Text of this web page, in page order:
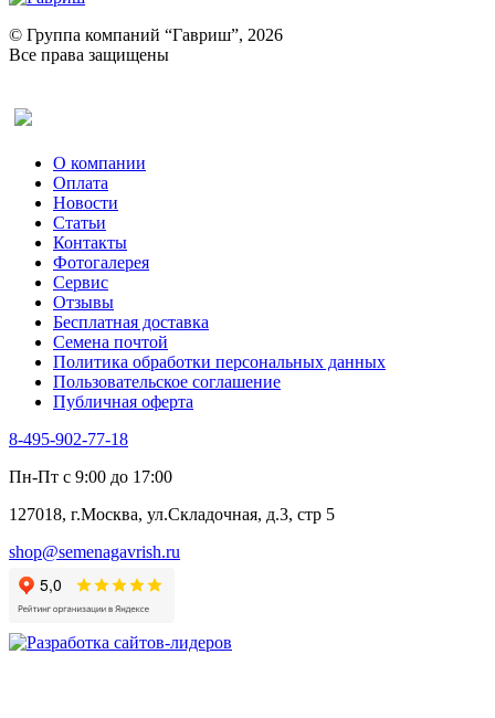
Ревень
Рукола
Рута
Тмин
Трава для чая
Туласи
Укроп
Фенхель пряный
Хризантема овощная
Цикорий пряный
Цикорий салатный (Витлуф)
Черемша
Шпинат
Щавель
Эндивий
Эстрагон
Алтей
Бессмертник
Валериана
Валерианелла
Гибискус лекарственный
Девясил
Душица
Змееголовник
© Группа компаний “Гавриш”, 2026
Все права защищены
О компании
Оплата
Новости
Статьи
Контакты
Фотогалерея​
Сервис
Отзывы
Бесплатная доставка
Семена почтой
Политика обработки персональных данных
Пользовательское соглашение
Публичная оферта
8-495-902-77-18
Пн-Пт с 9:00 до 17:00
127018, г.Москва, ул.Складочная, д.3, стр 5
shop@semenagavrish.ru